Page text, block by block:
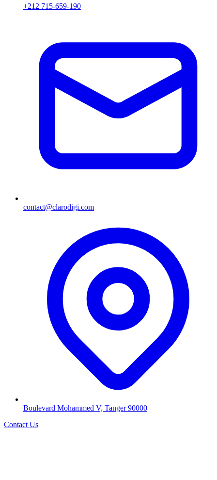
+212 715-659-190
contact@clarodigi.com
Boulevard Mohammed V, Tanger 90000
Contact Us